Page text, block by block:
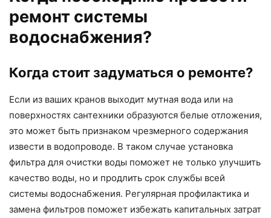
ремонт системы
водоснабжения?
Когда стоит задуматься о ремонте?
Если из ваших кранов выходит мутная вода или на
поверхностях сантехники образуются белые отложения,
это может быть признаком чрезмерного содержания
извести в водопроводе. В таком случае установка
фильтра для очистки воды поможет не только улучшить
качество воды, но и продлить срок службы всей
системы водоснабжения. Регулярная профилактика и
замена фильтров поможет избежать капитальных затрат